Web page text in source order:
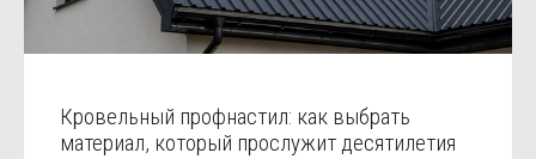
Кровельный профнастил: как выбрать
материал, который прослужит десятилетия